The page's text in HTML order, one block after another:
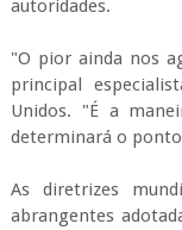
autoridades.
"O pior ainda nos
principal
Unidos. "É a
determinará o
As diretrizes
abrangentes